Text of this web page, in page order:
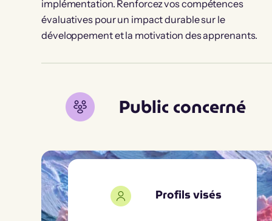
implémentation. Renforcez vos compétences
évaluatives pour un impact durable sur le
développement et la motivation des apprenants.
Public concerné
Profils visés